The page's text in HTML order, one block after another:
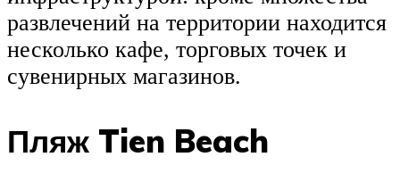
развлечений на территории находится
несколько кафе, торговых точек и
сувенирных магазинов.
Пляж Tien Beach